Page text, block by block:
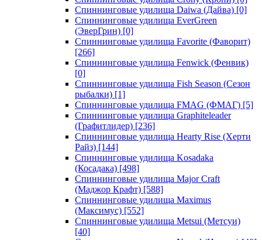
Спиннинговые удилища Daiwa (Дайва) [0]
Спиннинговые удилища EverGreen
(ЭверГрин) [0]
Спиннинговые удилища Favorite (Фаворит)
[266]
Спиннинговые удилища Fenwick (Фенвик)
[0]
Спиннинговые удилища Fish Season (Сезон
рыбалки) [1]
Спиннинговые удилища FMAG (ФМАГ) [5]
Спиннинговые удилища Graphiteleader
(Графитлидер) [236]
Спиннинговые удилища Hearty Rise (Херти
Райз) [144]
Спиннинговые удилища Kosadaka
(Косадака) [498]
Спиннинговые удилища Major Craft
(Маджор Крафт) [588]
Спиннинговые удилища Maximus
(Максимус) [552]
Спиннинговые удилища Metsui (Метсуи)
[40]